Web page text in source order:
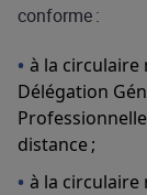
conforme :
à la circulaire
Délégation
distance ;
à la circulaire